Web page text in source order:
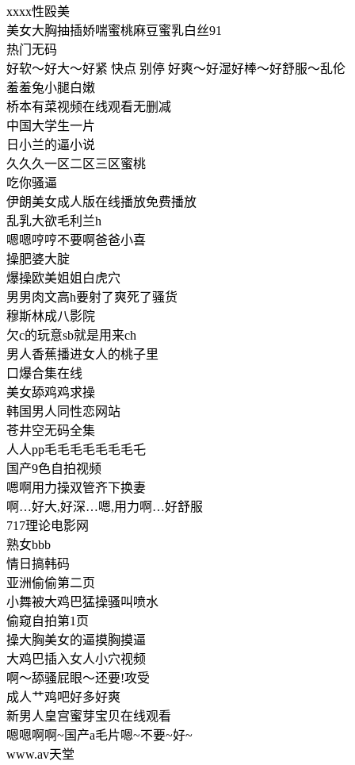
xxxx性殴美
美女大胸抽插娇喘蜜桃麻豆蜜乳白丝91
热门无码
好软～好大～好紧 快点 别停 好爽～好湿好棒～好舒服～乱伦
羞羞兔小腿白嫩
桥本有菜视频在线观看无删减
中国大学生一片
日小兰的逼小说
久久久一区二区三区蜜桃
吃你骚逼
伊朗美女成人版在线播放免费播放
乱乳大欲毛利兰h
嗯嗯哼哼不要啊爸爸小喜
操肥婆大腚
爆操欧美姐姐白虎穴
男男肉文高h要射了爽死了骚货
穆斯林成八影院
欠c的玩意sb就是用来ch
男人香蕉播进女人的桃子里
口爆合集在线
美女舔鸡鸡求操
韩国男人同性恋网站
苍井空无码全集
人人pp毛毛毛毛毛毛毛乇
国产9色自拍视频
嗯啊用力操双管齐下换妻
啊…好大,好深…嗯,用力啊…好舒服
717理论电影网
熟女bbb
情日搞韩码
亚洲偷偷第二页
小舞被大鸡巴猛操骚叫喷水
偷窥自拍第1页
操大胸美女的逼摸胸摸逼
大鸡巴插入女人小穴视频
啊～舔骚屁眼～还要!攻受
成人艹鸡吧好多好爽
新男人皇宫蜜芽宝贝在线观看
嗯嗯啊啊~国产a毛片嗯~不要~好~
www.av天堂